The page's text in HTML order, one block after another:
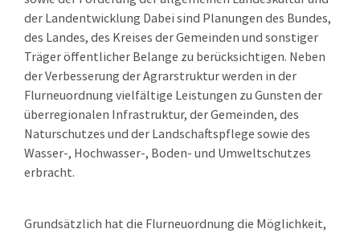
der Landentwicklung Dabei sind Planungen des Bundes,
des Landes, des Kreises der Gemeinden und sonstiger
Träger öffentlicher Belange zu berücksichtigen. Neben
der Verbesserung der Agrarstruktur werden in der
Flurneuordnung vielfältige Leistungen zu Gunsten der
überregionalen Infrastruktur, der Gemeinden, des
Naturschutzes und der Landschaftspflege sowie des
Wasser-, Hochwasser-, Boden- und Umweltschutzes
erbracht.
Grundsätzlich hat die Flurneuordnung die Möglichkeit,